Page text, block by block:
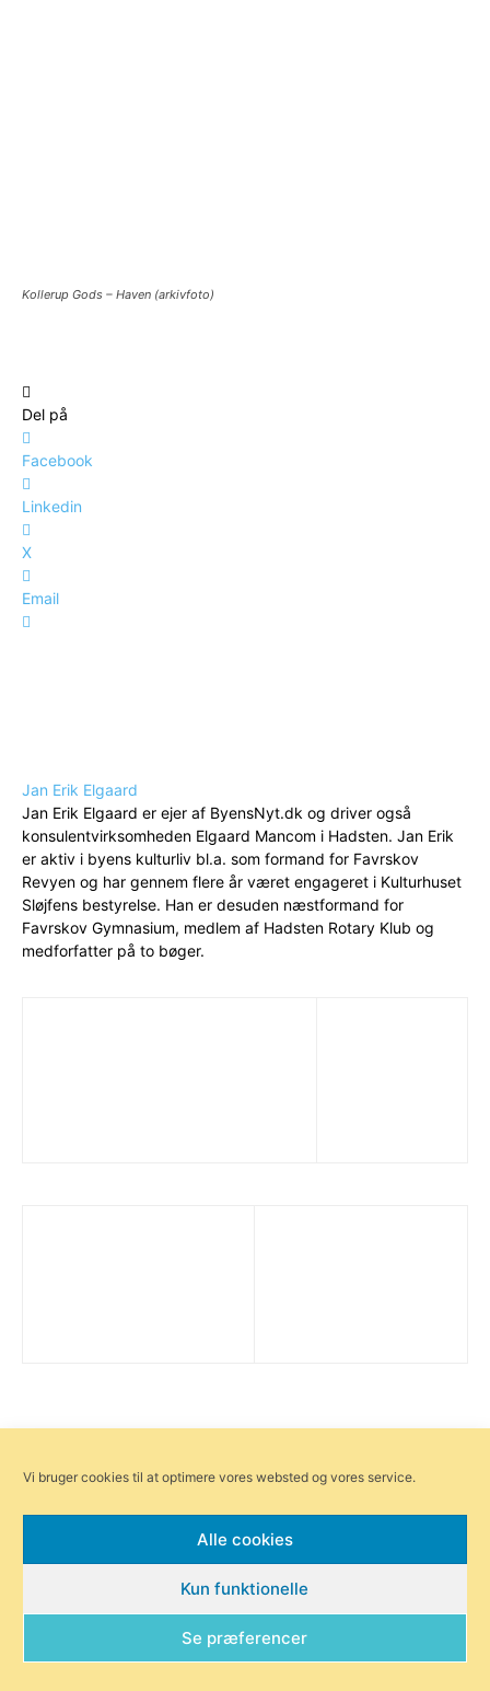
Kollerup Gods – Haven (arkivfoto)
Del på
Facebook
Linkedin
X
Email
Jan Erik Elgaard
Jan Erik Elgaard er ejer af ByensNyt.dk og driver også
konsulentvirksomheden Elgaard Mancom i Hadsten. Jan Erik
er aktiv i byens kulturliv bl.a. som formand for Favrskov
Revyen og har gennem flere år været engageret i Kulturhuset
Sløjfens bestyrelse. Han er desuden næstformand for
Favrskov Gymnasium, medlem af Hadsten Rotary Klub og
medforfatter på to bøger.
Vi bruger cookies til at optimere vores websted og vores service.
Alle cookies
Kun funktionelle
Se præferencer